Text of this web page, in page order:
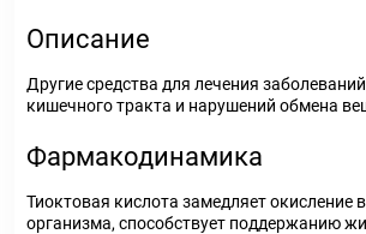
Описание
Другие средства для лечения
кишечного тракта и нарушений обмена
Фармакодинамика
Тиоктовая кислота замедляет окисление
организма, способствует поддержанию